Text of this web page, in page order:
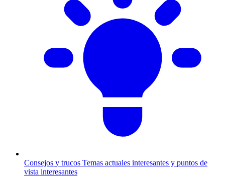
Consejos y trucos Temas actuales interesantes y puntos de
vista interesantes